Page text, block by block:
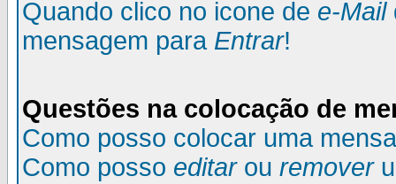
Quando clico no icone de e-Mail
mensagem para Entrar!
Questões na colocação de
Como posso colocar uma
Como posso editarou remover